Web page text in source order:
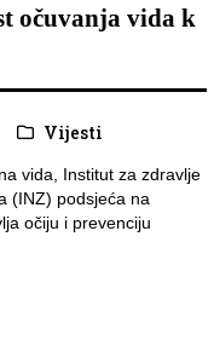
očuvanja vida k
Vijesti
vida, Institut za zdravlje
(INZ) podsjeća na
očiju i prevenciju